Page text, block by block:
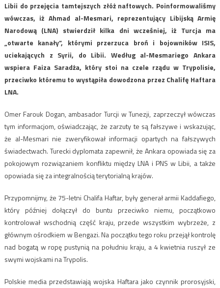
Libii do przejęcia tamtejszych złóż naftowych. Poinformowaliśmy
wówczas, iż Ahmad al-Mesmari, reprezentujący Libijską Armię
Narodową (LNA) stwierdził kilka dni wcześniej, iż Turcja ma
„otwarte kanały”, którymi przerzuca broń i bojowników ISIS,
uciekających z Syrii, do Libii. Według al-Mesmariego Ankara
wspiera Faiza Saradża, który stoi na czele rządu w Trypolisie,
przeciwko któremu to wystąpiła dowodzona przez Chalifę Haftara
LNA.
Omer Farouk Dogan, ambasador Turcji w Tunezji, zaprzeczył wówczas
tym informacjom, oświadczając, że zarzuty te są fałszywe i wskazując,
że al-Mesmari nie zweryfikował informacji opartych na fałszywych
świadectwach. Turecki dyplomata zapewnił, że Ankara opowiada się za
pokojowym rozwiązaniem konfliktu między LNA i PNS w Libii, a także
opowiada się za integralnością terytorialną krajów.
Przypomnijmy, że 75-letni Chalifa Haftar, były generał armii Kaddafiego,
który później dołączył do buntu przeciwko niemu, początkowo
kontrolował wschodnią część kraju, przede wszystkim wybrzeże, z
głównym ośrodkiem w Bengazi. Na początku tego roku przejął kontrolę
nad bogatą w ropę pustynią na południu kraju, a 4 kwietnia ruszył ze
swymi wojskami na Trypolis.
Polskie media przedstawiają wojska Haftara jako czynnik prorosyjski,